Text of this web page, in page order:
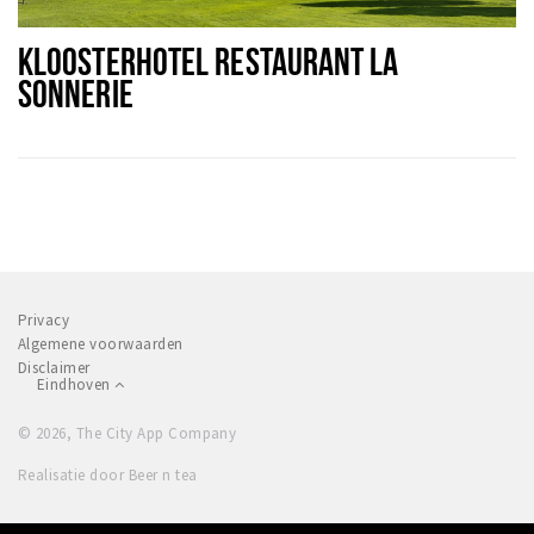
Winkels
Werken
Aanbiedingen
KLOOSTERHOTEL RESTAURANT LA
SONNERIE
Privacy
Algemene voorwaarden
Disclaimer
Eindhoven
© 2026, The City App Company
Realisatie door Beer n tea